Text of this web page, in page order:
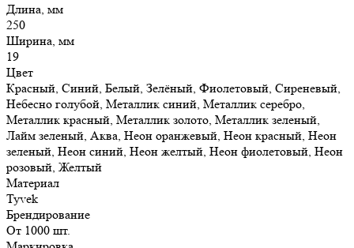
Длина, мм
250
Ширина, мм
19
Цвет
Красный, Синий, Белый, Зелёный, Фиолетовый, Сиреневый,
Небесно голубой, Металлик синий, Металлик серебро,
Металлик красный, Металлик золото, Металлик зеленый,
Лайм зеленый, Аква, Неон оранжевый, Неон красный, Неон
зеленый, Неон синий, Неон желтый, Неон фиолетовый, Неон
розовый, Желтый
Материал
Tyvek
Брендирование
От 1000 шт.